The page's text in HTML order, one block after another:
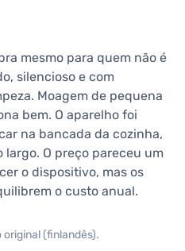
mesmo para quem não é
silencioso e com
Moagem de pequena
bem. O aparelho foi
na bancada da cozinha,
O preço pareceu um
o dispositivo, mas os
o custo anual.
(finlandês).